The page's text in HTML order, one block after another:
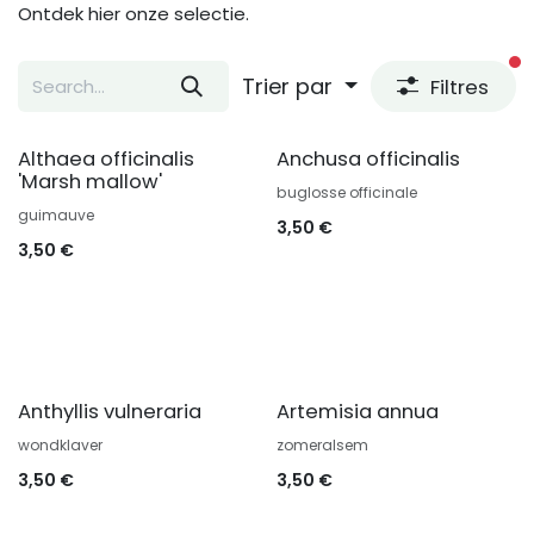
Ontdek hier onze selectie.
Trier par Filtres
Althaea officinalis
'Marsh mallow'
guimauve
3,50 €
Anchusa officinalis
buglosse officinale
3,50 €
Anthyllis vulneraria
wondklaver
3,50 €
Artemisia annua
zomeralsem
3,50 €